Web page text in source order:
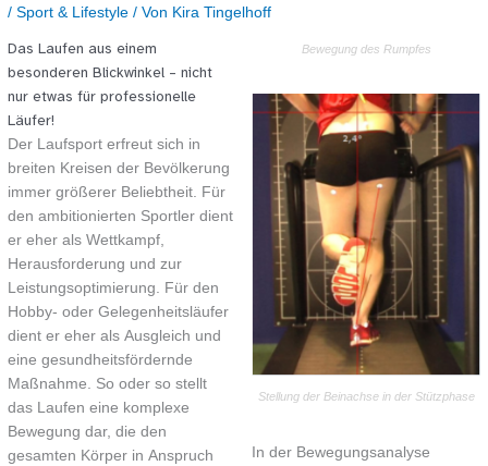
/Sport & Lifestyle / Von Kira Tingelhoff
Das Laufen aus einem
besonderen Blickwinkel – nicht
nur etwas für professionelle
Läufer!
Der Laufsport erfreut sich in
breiten Kreisen der Bevölkerung
immer größerer Beliebtheit. Für
den ambitionierten Sportler dient
er eher als Wettkampf,
Herausforderung und zur
Leistungsoptimierung. Für den
Hobby- oder Gelegenheitsläufer
dient er eher als Ausgleich und
eine gesundheitsfördernde
Maßnahme. So oder so stellt
das Laufen eine komplexe
Bewegung dar, die den
gesamten Körper in Anspruch
Bewegung des Rumpfes
Stellung der Beinachse in der Stützphase
In der Bewegungsanalyse